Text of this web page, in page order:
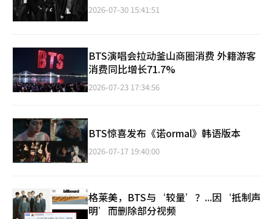
2026-07-30 15:41:51
BTS演唱会拉动釜山商圈消费 外籍游客
消费同比增长71.7%
2026-07-23 17:34:56
BTS惊喜发布《诺ormal》韩语版本
2026-07-17 19:40:00
格莱美，BTS与‘较量’？...因‘抵制声
明’而删除部分视频